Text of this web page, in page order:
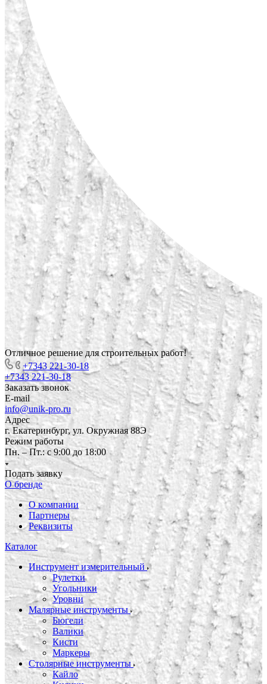
Отличное решение для строительных работ!
+7343 221-30-18
+7343 221-30-18
Заказать звонок
E-mail
info@unik-pro.ru
Адрес
г. Екатеринбург, ул. Окружная 88Э
Режим работы
Пн. – Пт.: с 9:00 до 18:00
Подать заявку
О бренде
О компании
Партнеры
Реквизиты
Каталог
Инструмент измерительный
Рулетки
Угольники
Уровни
Малярные инструменты
Бюгели
Валики
Кисти
Маркеры
Столярные инструменты
Кайло